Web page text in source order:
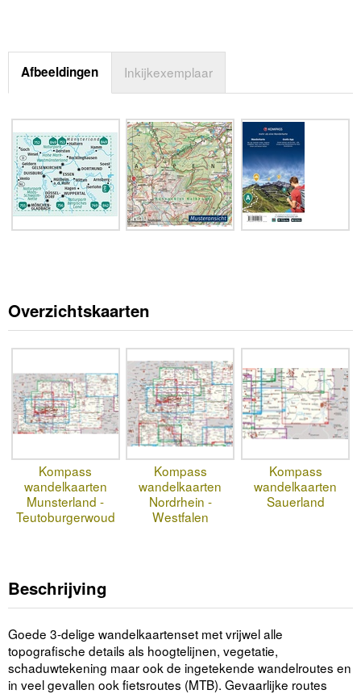
Afbeeldingen Inkijkexemplaar
Overzichtskaarten
Kompass
wandelkaarten
Munsterland -
Teutoburgerwoud
Kompass
wandelkaarten
Nordrhein -
Westfalen
Kompass
wandelkaarten
Sauerland
Beschrijving
Goede 3-delige wandelkaartenset met vrijwel alle
topografische details als hoogtelijnen, vegetatie,
schaduwtekening maar ook de ingetekende wandelroutes en
in veel gevallen ook fietsroutes (MTB). Gevaarlijke routes